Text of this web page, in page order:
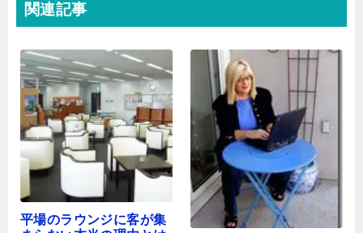
関連記事
平場のラウンジに客が集